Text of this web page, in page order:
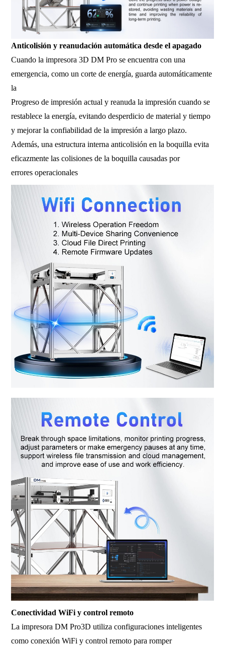
Anticolisión y reanudación automática desde el apagado
Cuando la impresora 3D DM Pro se encuentra con una
emergencia, como un corte de energía, guarda automáticamente
la
Progreso de impresión actual y reanuda la impresión cuando se
restablece la energía, evitando desperdicio de material y tiempo
y mejorar la confiabilidad de la impresión a largo plazo.
Además, una estructura interna anticolisión en la boquilla evita
eficazmente las colisiones de la boquilla causadas por
errores operacionales
Conectividad WiFi y control remoto
La impresora DM Pro3D utiliza configuraciones inteligentes
como conexión WiFi y control remoto para romper